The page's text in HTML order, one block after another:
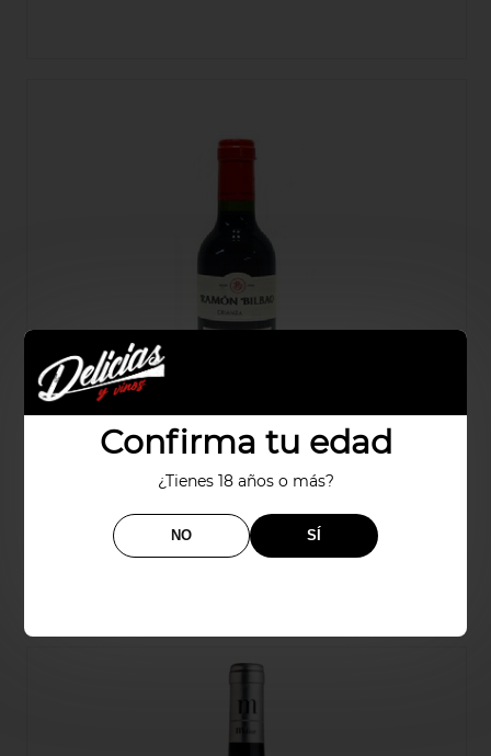
Confirma tu edad
¿Tienes 18 años o más?
NO SÍ
VINO RAMÓN BILBAO CRIANZA 0.50L
6,92€